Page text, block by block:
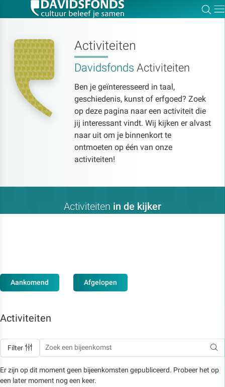
Activiteiten
Davidsfonds Activiteiten
Ben je geïnteresseerd in taal,
geschiedenis, kunst of erfgoed? Zoek
op deze pagina naar een activiteit die
jij interessant vindt. Wij kijken er alvast
naar uit om je binnenkort te
ontmoeten op één van onze
activiteiten!
Activiteiten in de kijker
Aankomend Afgelopen
Activiteiten
Filter
Er zijn op dit moment geen bijeenkomsten gepubliceerd. Probeer het op
een later moment nog een keer.
Zoek:
Zoeken